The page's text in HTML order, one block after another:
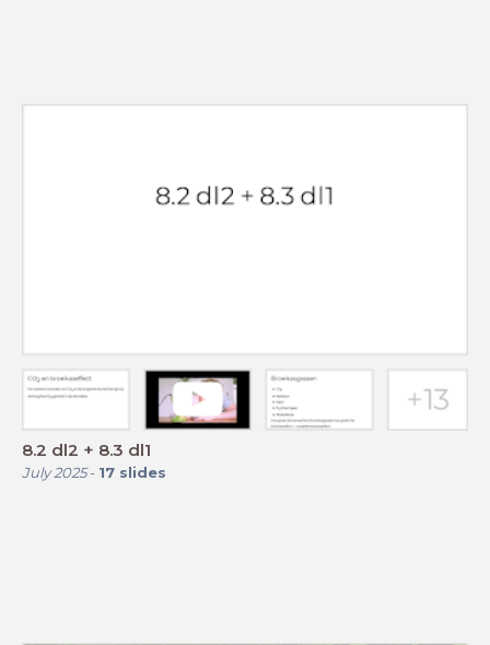
8.2 dl2 + 8.3 dl1
July 2025- 17 slides